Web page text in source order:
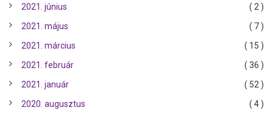
2021. június
( 2 )
2021. május
( 7 )
2021. március
( 15 )
2021. február
( 36 )
2021. január
( 52 )
2020. augusztus
( 4 )